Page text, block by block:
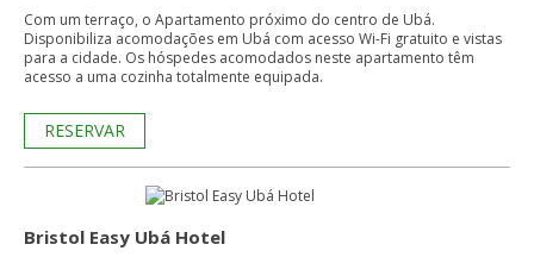
Com um terraço, o Apartamento próximo do centro de Ubá.
Disponibiliza acomodações em Ubá com acesso Wi-Fi gratuito e vistas
para a cidade. Os hóspedes acomodados neste apartamento têm
acesso a uma cozinha totalmente equipada.
RESERVAR
Bristol Easy Ubá Hotel